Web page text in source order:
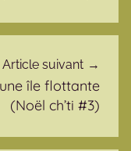
Article suivant
île flottante
(Noël ch’ti #3)